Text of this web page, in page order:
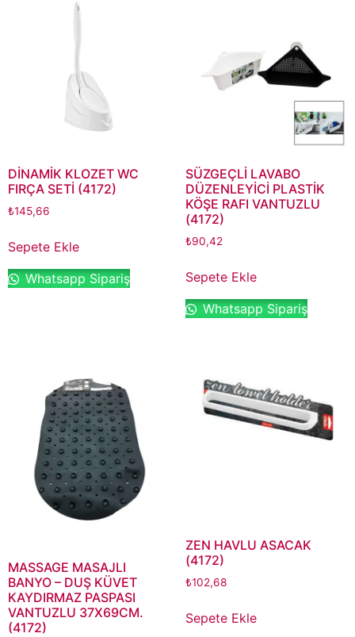
DİNAMİK KLOZET WC
FIRÇA SETİ (4172)
₺145,66
Sepete Ekle
Whatsapp Sipariş
SÜZGEÇLİ LAVABO
DÜZENLEYİCİ PLASTİK
KÖŞE RAFI VANTUZLU
(4172)
₺90,42
Sepete Ekle
Whatsapp Sipariş
MASSAGE MASAJLI
BANYO – DUŞ KÜVET
KAYDIRMAZ PASPASI
VANTUZLU 37X69CM.
(4172)
ZEN HAVLU ASACAK
(4172)
₺102,68
Sepete Ekle